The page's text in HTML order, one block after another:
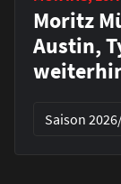
Moritz
Austin,
Saison